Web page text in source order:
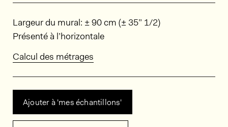
Dimensions
Largeur du mural: ± 90 cm (± 35” 1/2)
Présenté à l’horizontale
Calcul des métrages
Ajouter à 'mes échantillons'